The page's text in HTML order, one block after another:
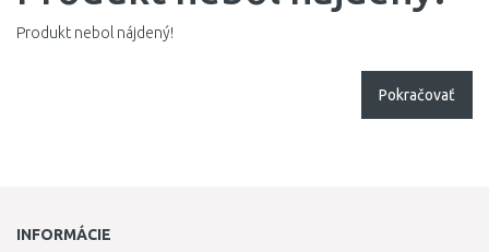
Produkt nebol nájdený!
Pokračovať
INFORMÁCIE